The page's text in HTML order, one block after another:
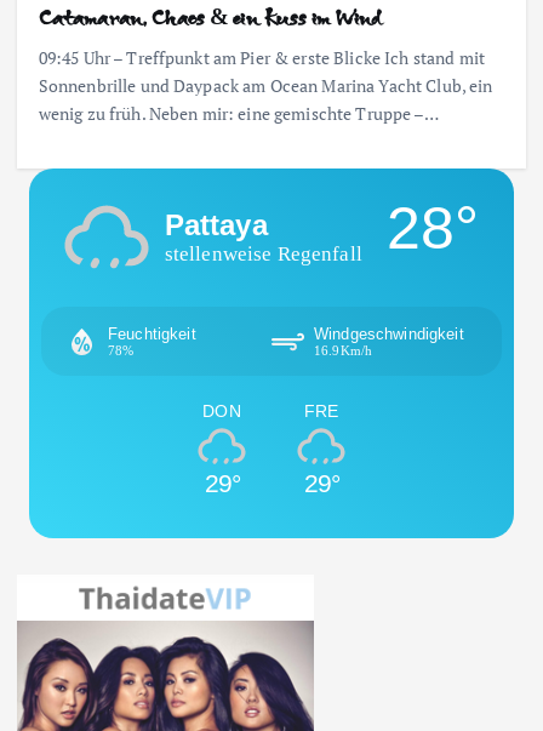
Catamaran, Chaos & ein Kuss im Wind
09:45 Uhr – Treffpunkt am Pier & erste Blicke Ich stand mit
Sonnenbrille und Daypack am Ocean Marina Yacht Club, ein
wenig zu früh. Neben mir: eine gemischte Truppe –…
Pattaya
stellenweise Regenfall 28°
Feuchtigkeit
78%
Windgeschwindigkeit
16.9Km/h
DON
29°
FRE
29°